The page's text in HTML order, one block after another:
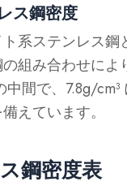
ス鋼密度
系ステンレス鋼
組み合わせに
中間で、7.8g/cm³
えています。
鋼密度表